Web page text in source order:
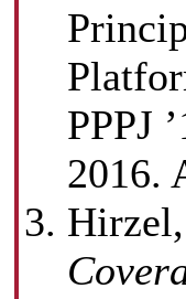
PPPJ
2016.